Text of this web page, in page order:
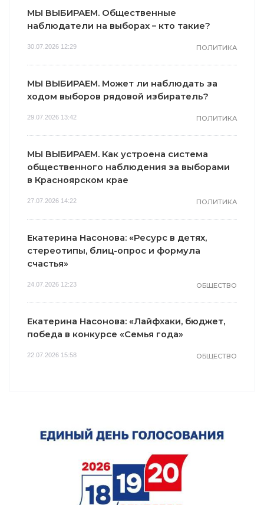
МЫ ВЫБИРАЕМ. Общественные
наблюдатели на выборах – кто такие?
30.07.2026 12:29 ПОЛИТИКА
МЫ ВЫБИРАЕМ. Может ли наблюдать за
ходом выборов рядовой избиратель?
29.07.2026 13:42 ПОЛИТИКА
МЫ ВЫБИРАЕМ. Как устроена система
общественного наблюдения за выборами
в Красноярском крае
27.07.2026 14:22 ПОЛИТИКА
Екатерина Насонова: «Ресурс в детях,
стереотипы, блиц-опрос и формула
счастья»
24.07.2026 12:23 ОБЩЕСТВО
Екатерина Насонова: «Лайфхаки, бюджет,
победа в конкурсе «Семья года»
22.07.2026 15:58 ОБЩЕСТВО